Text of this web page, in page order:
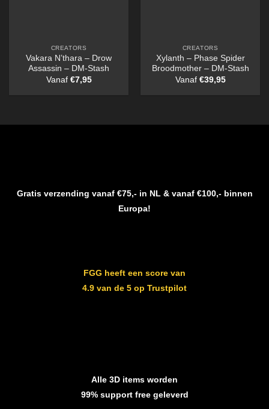
CREATORS
Vakara N’thara – Drow
Assassin – DM-Stash
Vanaf €7,95
CREATORS
Xylanth – Phase Spider
Broodmother – DM-Stash
Vanaf €39,95
Gratis verzending vanaf €75,- in NL & vanaf €100,- binnen
Europa!
FGG heeft een score van
4.9 van de 5 op Trustpilot
Alle 3D items worden
99% support free geleverd